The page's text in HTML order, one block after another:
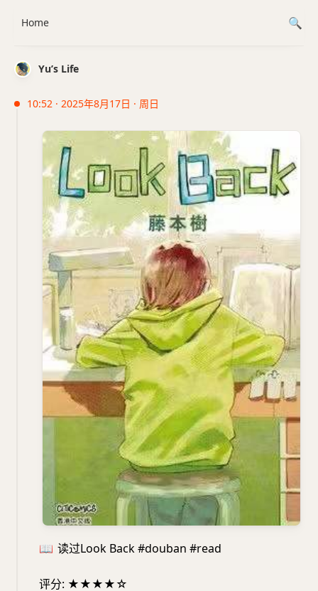
Yu’s Life
10:52 · 2025年8月17日 · 周日
📖 读过Look Back #douban #read
评分: ★★★★☆
Home